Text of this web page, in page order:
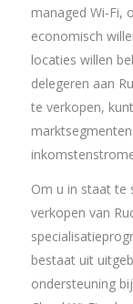
managed Wi-Fi,
economisch
locaties willen
delegeren aan
te verkopen,
Om u in staat te
verkopen van
bestaat uit
ondersteuning